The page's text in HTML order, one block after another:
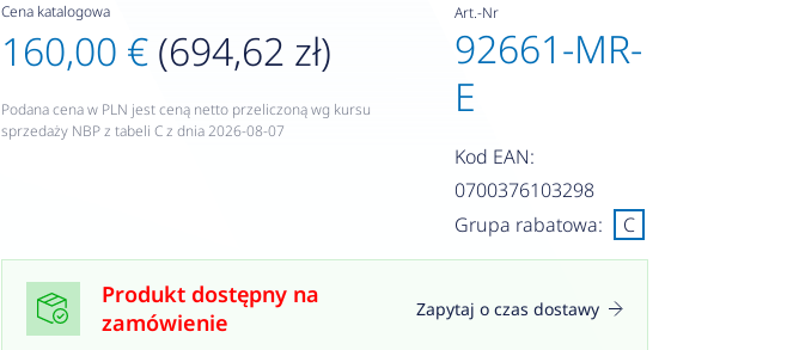
Cena katalogowa
160,00 € (694,62 zł)
Podana cena w PLN jest ceną netto przeliczoną wg kursu
sprzedaży NBP z tabeli C z dnia 2026-08-07
Art.-Nr
92661-MR-
E
Kod EAN:
0700376103298
Grupa rabatowa:
C
Produkt dostępny na
zamówienie
Zapytaj o czas dostawy